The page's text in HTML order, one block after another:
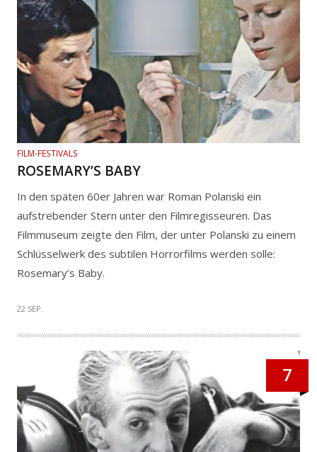
FILM-FESTIVALS
ROSEMARY’S BABY
In den späten 60er Jahren war Roman Polanski ein
aufstrebender Stern unter den Filmregisseuren. Das
Filmmuseum zeigte den Film, der unter Polanski zu einem
Schlüsselwerk des subtilen Horrorfilms werden solle:
Rosemary’s Baby.
22 SEP.
7